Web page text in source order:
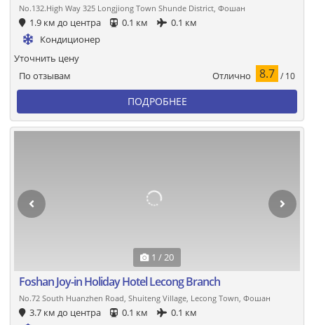
No.132.High Way 325 Longjiong Town Shunde District, Фошан
1.9 км до центра 0.1 км
0.1 км
Кондиционер
По отзывам Отлично 8.7 / 10
Уточнить цену
ПОДРОБНЕЕ
1 / 20
Foshan Joy-in Holiday Hotel Lecong Branch
No.72 South Huanzhen Road, Shuiteng Village, Lecong Town, Фошан
3.7 км до центра 0.1 км
0.1 км